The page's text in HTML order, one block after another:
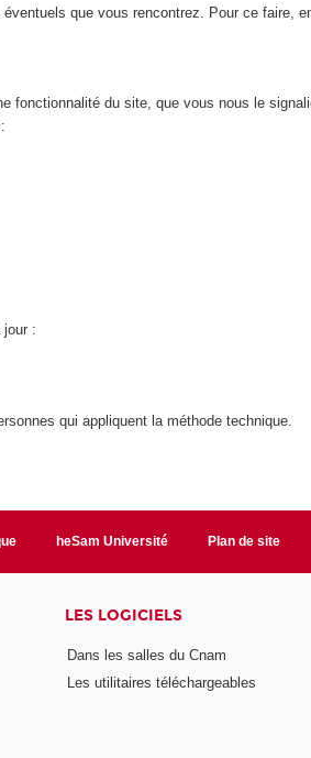
que vous rencontrez. Pour ce faire,
du site, que vous nous le
jour :
qui appliquent la méthode technique.
heSam Université Plan de site
LES LOGICIELS
Dans les salles du Cnam
Les utilitaires téléchargeables